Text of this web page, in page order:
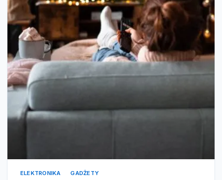
ELEKTRONIKA GADŻETY